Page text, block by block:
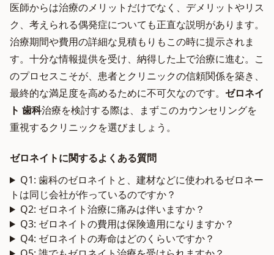
医師からは治療のメリットだけでなく、デメリットやリス
ク、考えられる偶発症についても正直な説明があります。
治療期間や費用の詳細な見積もりもこの時に提示されま
す。十分な情報提供を受け、納得した上で治療に進む。こ
のプロセスこそが、患者とクリニックの信頼関係を築き、
最終的な満足度を高めるために不可欠なのです。 ゼロネイ
ト 歯科治療を検討する際は、まずこのカウンセリングを
重視するクリニックを選びましょう。
ゼロネイトに関するよくある質問
Q1: 歯科のゼロネイトと、建材などに使われるゼロネー
トは同じ会社が作っているのですか？
Q2: ゼロネイト治療に痛みは伴いますか？
Q3: ゼロネイトの費用は保険適用になりますか？
Q4: ゼロネイトの寿命はどのくらいですか？